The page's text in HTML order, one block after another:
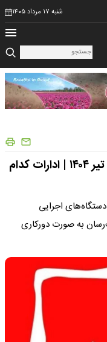
شنبه ۱۷ مرداد ۱۴۰۵
آخرین اخبار تعطیلی فردا دوشنبه ۱۶ تیر ۱۴۰۴ | ادارات کدام
کلیه دستگاه‌های اجرایی
به صورت دورکاری